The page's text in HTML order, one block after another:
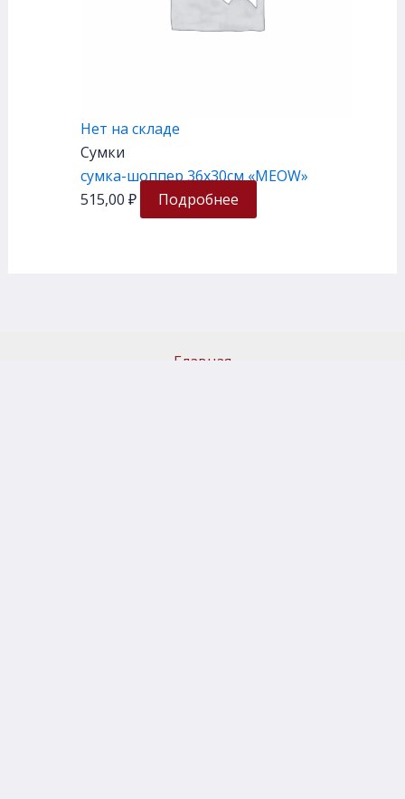
Нет на складе
Сумки
сумка-шоппер 36х30см «MEOW»
515,00 ₽ Подробнее
Главная